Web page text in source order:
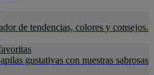
de tendencias, colores y consejos.
gustativas con nuestras sabrosas